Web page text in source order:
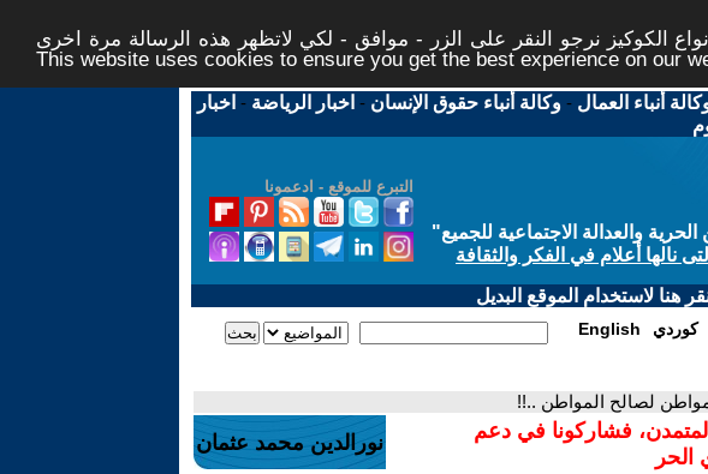
الكوكيز نرجو النقر على الزر - موافق - لكي لاتظهر هذه الرسالة مرة اخرى -
This website uses cookies to ensure you get the best experience on our
أنباء العمال -وكالة أنباء حقوق الإنسان - اخبار الرياضة - اخبار
التبرع للموقع - ادعمونا
والعدالة الاجتماعية للجميع"
نالها أعلام في الفكر والثقافة
هنا لاستخدام الموقع البديل
English كوردي
لصالح المواطن ..!!
فشاركونا في دعم
الحر
نورالدين محمد عثمان